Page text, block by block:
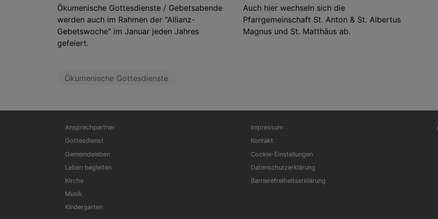
Ökumenische Gottesdienste / Gebetsabende
werden auch im Rahmen der "Allianz-
Gebetswoche" im Januar jeden Jahres
gefeiert.
Auch hier wechseln sich die
Pfarrgemeinschaft St. Anton & St. Albertus
Magnus und St. Matthäus ab.
Ökumenische Gottesdienste
Hauptnavigation
Ansprechpartner
Gottesdienst
Gemeindeleben
Leben begleiten
Kirche
Musik
Kindergarten
Fußbereichsmenü
Impressum
Kontakt
Cookie-Einstellungen
Datenschutzerklärung
Barrierefreiheitserklärung